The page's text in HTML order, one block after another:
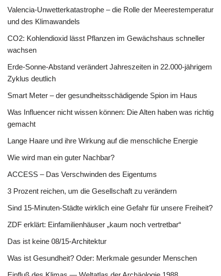
Valencia-Unwetterkatastrophe – die Rolle der Meerestemperatur
und des Klimawandels
CO2: Kohlendioxid lässt Pflanzen im Gewächshaus schneller
wachsen
Erde-Sonne-Abstand verändert Jahreszeiten in 22.000-jährigem
Zyklus deutlich
Smart Meter – der gesundheitsschädigende Spion im Haus
Was Influencer nicht wissen können: Die Alten haben was richtig
gemacht
Lange Haare und ihre Wirkung auf die menschliche Energie
Wie wird man ein guter Nachbar?
ACCESS – Das Verschwinden des Eigentums
3 Prozent reichen, um die Gesellschaft zu verändern
Sind 15-Minuten-Städte wirklich eine Gefahr für unsere Freiheit?
ZDF erklärt: Einfamilienhäuser „kaum noch vertretbar“
Das ist keine 08/15-Architektur
Was ist Gesundheit? Oder: Merkmale gesunder Menschen